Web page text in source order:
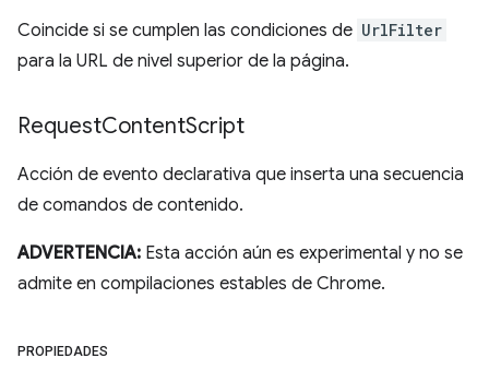
Coincide si se cumplen las condiciones de UrlFilter
para la URL de nivel superior de la página.
RequestContentScript
Acción de evento declarativa que inserta una secuencia
de comandos de contenido.
ADVERTENCIA: Esta acción aún es experimental y no se
admite en compilaciones estables de Chrome.
PROPIEDADES